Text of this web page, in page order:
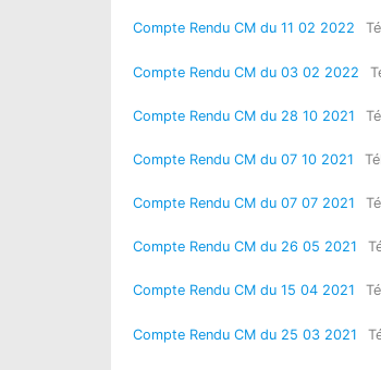
Compte Rendu CM du 11 02 2022
Compte Rendu CM du 03 02 2022
Compte Rendu CM du 28 10 2021
Compte Rendu CM du 07 10 2021
Compte Rendu CM du 07 07 2021
Compte Rendu CM du 26 05 2021
Compte Rendu CM du 15 04 2021
Compte Rendu CM du 25 03 2021